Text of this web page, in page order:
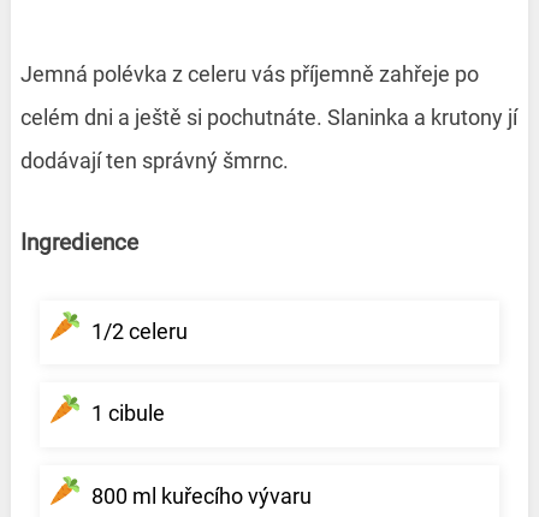
Jemná polévka z celeru vás příjemně zahřeje po
celém dni a ještě si pochutnáte. Slaninka a krutony jí
dodávají ten správný šmrnc.
Ingredience
1/2 celeru
1 cibule
800 ml kuřecího vývaru